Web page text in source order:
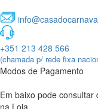
+351 213 428 566
(chamada p/ rede fixa
Modos de Pagamento
Em baixo pode
na Loja.